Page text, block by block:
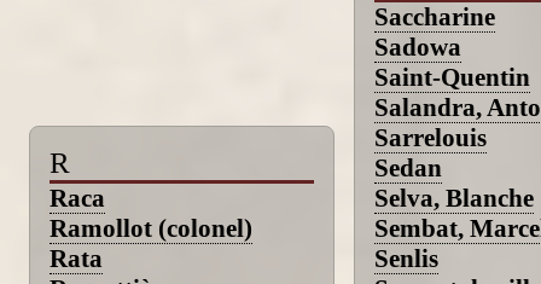
R
Raca
Ramollot (colonel)
Rata
Saccharine
Sadowa
Saint-Quentin
Salandra,
Sarrelouis
Sedan
Selva, Blanche
Sembat,
Senlis